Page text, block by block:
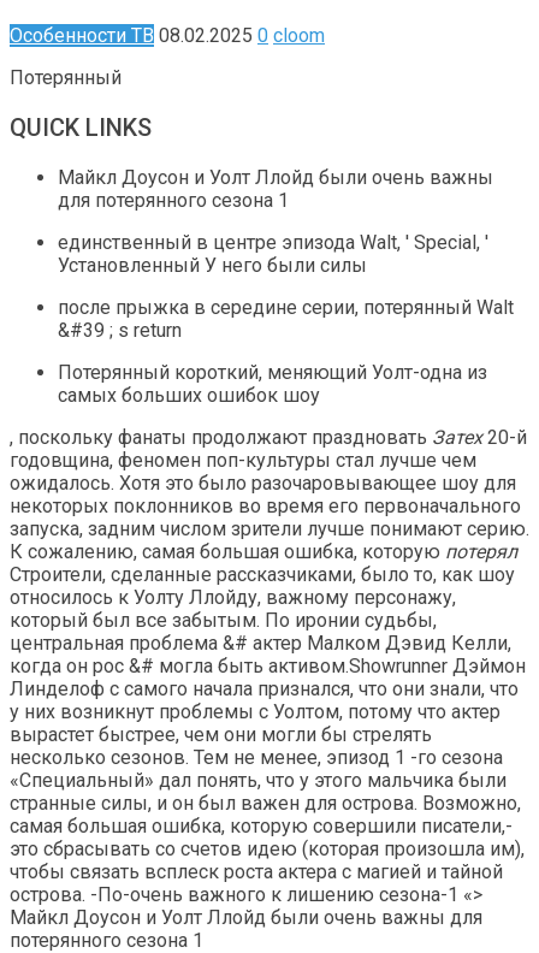
Особенности ТВ 08.02.2025 0 cloom
Потерянный
QUICK LINKS
Майкл Доусон и Уолт Ллойд были очень важны
для потерянного сезона 1
единственный в центре эпизода Walt, ' Special, '
Установленный У него были силы
после прыжка в середине серии, потерянный Walt
&#39 ; s return
Потерянный короткий, меняющий Уолт-одна из
самых больших ошибок шоу
, поскольку фанаты продолжают праздновать Затех20-й
годовщина, феномен поп-культуры стал лучше чем
ожидалось. Хотя это было разочаровывающее шоу для
некоторых поклонников во время его первоначального
запуска, задним числом зрители лучше понимают серию.
К сожалению, самая большая ошибка, которую потерял
Строители, сделанные рассказчиками, было то, как шоу
относилось к Уолту Ллойду, важному персонажу,
который был все забытым. По иронии судьбы,
центральная проблема &# актер Малком Дэвид Келли,
когда он рос &# могла быть активом.Showrunner Дэймон
Линделоф с самого начала признался, что они знали, что
у них возникнут проблемы с Уолтом, потому что актер
вырастет быстрее, чем они могли бы стрелять
несколько сезонов. Тем не менее, эпизод 1 -го сезона
«Специальный» дал понять, что у этого мальчика были
странные силы, и он был важен для острова. Возможно,
самая большая ошибка, которую совершили писатели,-
это сбрасывать со счетов идею (которая произошла им),
чтобы связать всплеск роста актера с магией и тайной
острова. -По-очень важного к лишению сезона-1 «>
Майкл Доусон и Уолт Ллойд были очень важны для
потерянного сезона 1